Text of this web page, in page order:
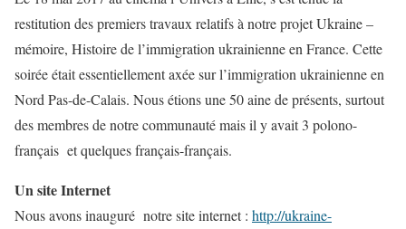
restitution des premiers travaux relatifs à notre projet Ukraine –
mémoire, Histoire de l’immigration ukrainienne en France. Cette
soirée était essentiellement axée sur l’immigration ukrainienne en
Nord Pas-de-Calais. Nous étions une 50 aine de présents, surtout
des membres de notre communauté mais il y avait 3 polono-
français et quelques français-français.
Un site Internet
Nous avons inauguré notre site internet : http://ukraine-